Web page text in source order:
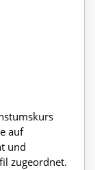
auf
und
zugeordnet.